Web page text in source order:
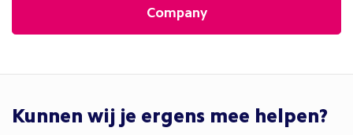
Company
Kunnen wij je ergens mee helpen?